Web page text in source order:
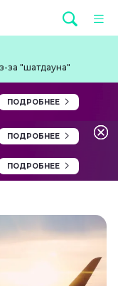
за "шатдауна"
ПОДРОБНЕЕ
ПОДРОБНЕЕ
ПОДРОБНЕЕ